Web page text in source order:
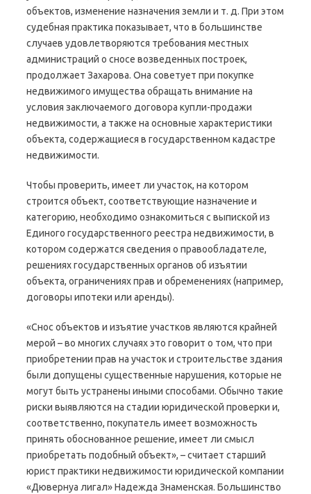
объектов, изменение назначения земли и т. д. При этом
судебная практика показывает, что в большинстве
случаев удовлетворяются требования местных
администраций о сносе возведенных построек,
продолжает Захарова. Она советует при покупке
недвижимого имущества обращать внимание на
условия заключаемого договора купли-продажи
недвижимости, а также на основные характеристики
объекта, содержащиеся в государственном кадастре
недвижимости.
Чтобы проверить, имеет ли участок, на котором
строится объект, соответствующие назначение и
категорию, необходимо ознакомиться с выпиской из
Единого государственного реестра недвижимости, в
котором содержатся сведения о правообладателе,
решениях государственных органов об изъятии
объекта, ограничениях прав и обременениях (например,
договоры ипотеки или аренды).
«Снос объектов и изъятие участков являются крайней
мерой – во многих случаях это говорит о том, что при
приобретении прав на участок и строительстве здания
были допущены существенные нарушения, которые не
могут быть устранены иными способами. Обычно такие
риски выявляются на стадии юридической проверки и,
соответственно, покупатель имеет возможность
принять обоснованное решение, имеет ли смысл
приобретать подобный объект», – считает старший
юрист практики недвижимости юридической компании
«Дювернуа лигал» Надежда Знаменская. Большинство